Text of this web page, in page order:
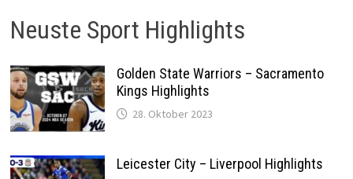
Neuste Sport Highlights
Golden State Warriors – Sacramento
Kings Highlights
28. Oktober 2023
Leicester City – Liverpool Highlights